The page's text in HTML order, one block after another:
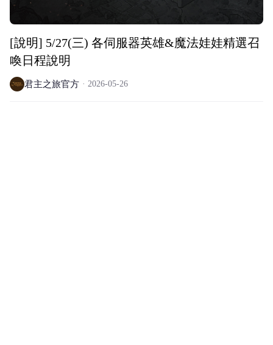
[說明] 5/27(三) 各伺服器英雄&魔法娃娃精選召
喚日程說明
君主之旅官方 2026-05-26